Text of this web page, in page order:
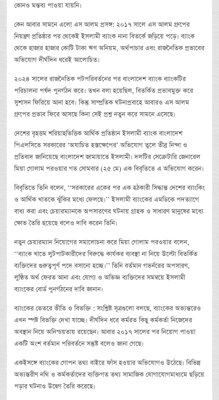
কোনও মন্তব্য পাওয়া যায়নি।
কেন আবার সামনে এলো এস আলম প্রসঙ্গ: ২০১৭ সালে এস আলম গ্রুপের
নিয়ন্ত্রণ প্রতিষ্ঠার পর থেকেই ইসলামী ব্যাংক নানা বিতর্কে জড়িয়ে পড়ে। ব্যাংক
থেকে হাজার হাজার কোটি টাকা ঋণ অনিয়ম, অর্থপাচার এবং রাজনৈতিক প্রভাবের
অভিযোগ দীর্ঘদিন ধরেই আলোচিত।
২০২৪ সালের রাজনৈতিক পটপরিবর্তনের পর বাংলাদেশ ব্যাংক ব্যাংকটির
পরিচালনা পর্ষদ পুনর্গঠন করে। তখন বলা হয়েছিল, বিতর্কিত প্রভাবমুক্ত করে
সুশাসন ফিরিয়ে আনা হবে। কিন্তু সাম্প্রতিক ঘটনাপ্রবাহে আবারও এস আলম
গ্রুপের প্রভাব ফিরে আসছে কিনা সেই প্রশ্ন নতুন করে সামনে এসেছে।
দেশের বৃহত্তম শরিয়াহভিত্তিক আর্থিক প্রতিষ্ঠান ইসলামী ব্যাংক বাংলাদেশ
পিএলসিতে সরকারের ‘অযাচিত হস্তক্ষেপের’ অভিযোগ তুলে তীব্র নিন্দা ও
প্রতিবাদ জানিয়েছে বাংলাদেশ জামায়াতে ইসলামী। দলটির সেক্রেটারি জেনারেল
মিয়া গোলাম পরওয়ার গত সোমবার (২৫ মে) এক বিবৃতিতে এ অভিযোগ করেন।
বিবৃতিতে তিনি বলেন, ‘‘সরকারের একের পর এক হঠকারী সিদ্ধান্ত দেশের ব্যাংকিং
ও আর্থিক খাতকে ঝুঁকির মধ্যে ফেলছে।’’ ইসলামী ব্যাংকের এমডিকে পদত্যাগে
বাধ্য করা এবং চেয়ারম্যানকে অপসারণের ঘটনায় গ্রাহক ও সাধারণ মানুষের মধ্যে
ক্ষোভ তৈরি হয়েছে বলেও দাবি করেন তিনি।
নতুন চেয়ারম্যান নিয়োগের সমালোচনা করে মিয়া গোলাম পরওয়ার বলেন,
‘‘ব্যাংক খাতে লুটপাটকারীদের বিরুদ্ধে কার্যকর ব্যবস্থা না নিয়ে উল্টো বিতর্কিত
ব্যক্তিদের গুরুত্বপূর্ণ পদে বসানো হচ্ছে।’’ তিনি বর্তমান গভর্নরের অপসারণ,
লুণ্ঠিত অর্থ ফেরত আনা এবং যোগ্য ও অভিজ্ঞ ব্যক্তিদের সমন্বয়ে ইসলামী
ব্যাংকের বোর্ড পুনর্গঠনের দাবি জানান।
ব্যাংকের ভেতরে ভীতি ও বিভক্তি : সংশ্লিষ্ট সূত্রগুলো বলছে, ব্যাংকের অভ্যন্তরেও
এখন স্পষ্ট বিভক্তি দেখা যাচ্ছে। দীর্ঘদিন ধরে কর্মরত কিছু কর্মকর্তা নিজেদের
অবস্থান নিয়ে অনিশ্চয়তায় রয়েছেন। আবার ২০১৭ সালের পর নিয়োগ পাওয়া
একটি অংশ বর্তমান পরিবর্তনে সন্তুষ্ট বলেও জানা গেছে।
একইসঙ্গে ব্যাংকের গোপন তথ্য বাইরে ফাঁস হওয়ার অভিযোগও উঠেছে। বিভিন্ন
অভ্যন্তরীণ নথি ও কর্মকর্তাদের ব্যক্তিগত তথ্য সামাজিক যোগাযোগমাধ্যমে ছড়িয়ে
পড়ার ঘটনাও উদ্বেগ তৈরি করেছে।